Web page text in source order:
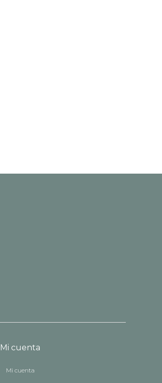
Mi cuenta
Mi cuenta